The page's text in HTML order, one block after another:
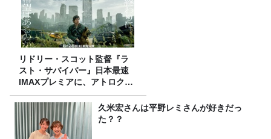
リドリー・スコット監督『ラ
スト・サバイバー』日本最速
IMAXプレミアに、アトロクリ
スナー60名をご招待！
久米宏さんは平野レミさんが好きだっ
た？？